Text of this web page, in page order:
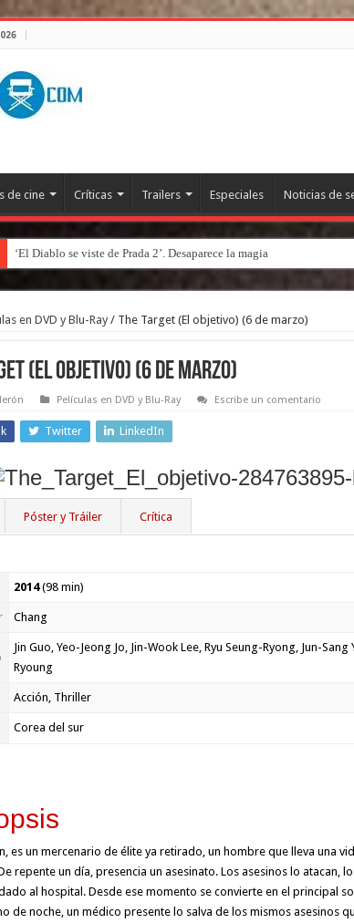
de cine Críticas Trailers Especiales Noticias de
‘El Diablo se viste de Prada 2’. Desaparece la magia
en DVD y Blu-Ray / The Target (El objetivo) (6 de marzo)
(El objetivo) (6 de marzo)
Películas en DVD y Blu-Ray Escribe un comentario
Twitter LinkedIn
Póster y Tráiler Crítica
2014(98 min)
Chang
Jin Guo, Yeo-Jeong Jo, Jin-Wook Lee, Ryu Seung-Ryong, Jun-Sang
Ryoung
Acción, Thriller
Corea del sur
es un mercenario de élite ya retirado, un hombre que lleva una
repente un día, presencia un asesinato. Los asesinos lo atacan,
al hospital. Desde ese momento se convierte en el principal
de noche, un médico presente lo salva de los mismos asesinos